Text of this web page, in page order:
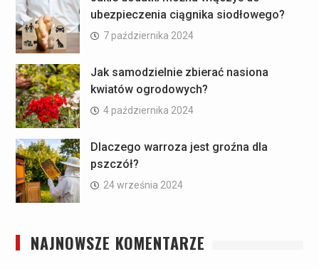
ubezpieczenia ciągnika siodłowego?
7 października 2024
Jak samodzielnie zbierać nasiona
kwiatów ogrodowych?
4 października 2024
Dlaczego warroza jest groźna dla
pszczół?
24 września 2024
NAJNOWSZE KOMENTARZE